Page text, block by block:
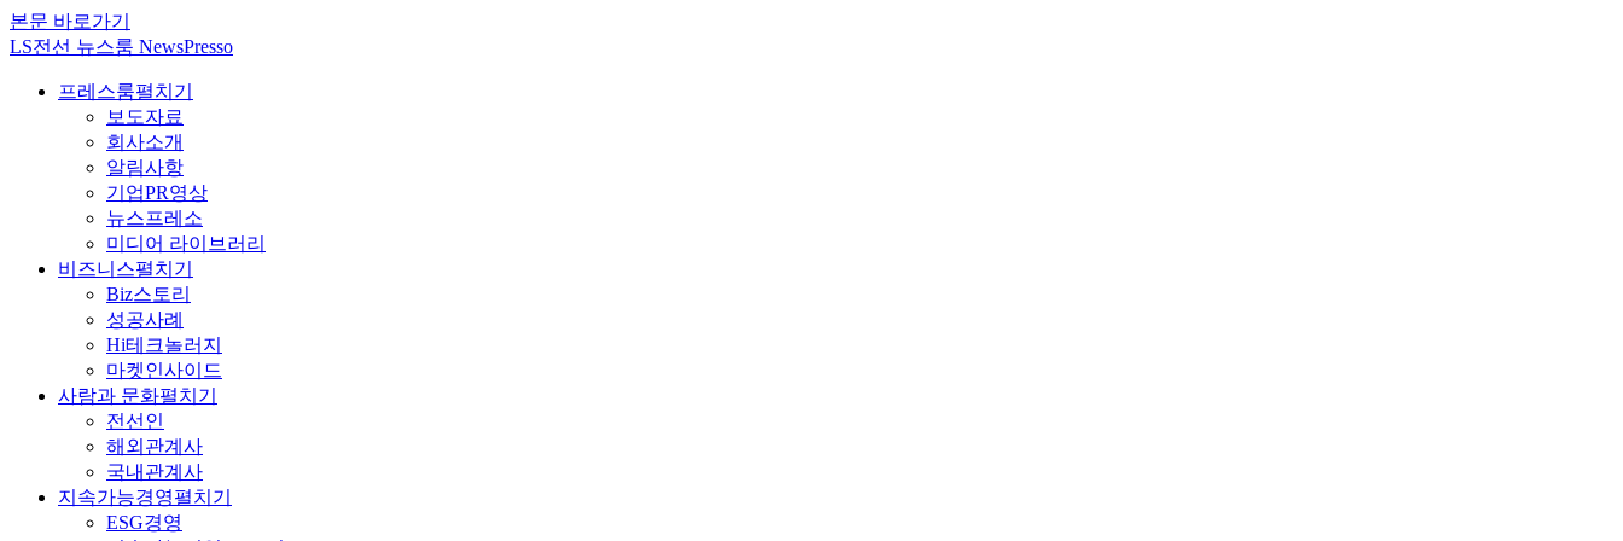
본문 바로가기
LS전선 뉴스룸 NewsPresso
프레스룸펼치기
보도자료
회사소개
알림사항
기업PR영상
뉴스프레소
미디어 라이브러리
비즈니스펼치기
Biz스토리
성공사례
Hi테크놀러지
마켓인사이드
사람과 문화펼치기
전선인
해외관계사
국내관계사
지속가능경영펼치기
ESG경영